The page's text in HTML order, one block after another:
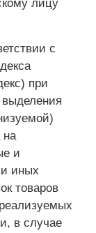
лицу
с
при
на
и
иных
товаров
в случае